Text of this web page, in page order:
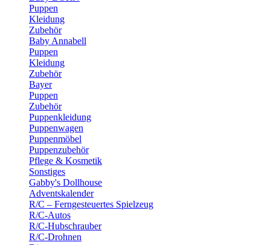
Puppen
Kleidung
Zubehör
Baby Annabell
Puppen
Kleidung
Zubehör
Bayer
Puppen
Zubehör
Puppenkleidung
Puppenwagen
Puppenmöbel
Puppenzubehör
Pflege & Kosmetik
Sonstiges
Gabby's Dollhouse
Adventskalender
R/C – Ferngesteuertes Spielzeug
R/C-Autos
R/C-Hubschrauber
R/C-Drohnen